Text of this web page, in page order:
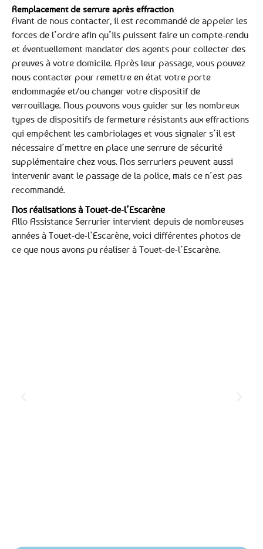
Remplacement de serrure après effraction
Avant de nous contacter, il est recommandé de appeler les
forces de l’ordre afin qu’ils puissent faire un compte-rendu
et éventuellement mandater des agents pour collecter des
preuves à votre domicile. Après leur passage, vous pouvez
nous contacter pour remettre en état votre porte
endommagée et/ou changer votre dispositif de
verrouillage. Nous pouvons vous guider sur les nombreux
types de dispositifs de fermeture résistants aux effractions
qui empêchent les cambriolages et vous signaler s’il est
nécessaire d’mettre en place une serrure de sécurité
supplémentaire chez vous. Nos serruriers peuvent aussi
intervenir avant le passage de la police, mais ce n’est pas
recommandé.
Nos réalisations à Touet-de-l’Escarène
Allo Assistance Serrurier intervient depuis de nombreuses
années à Touet-de-l’Escarène, voici différentes photos de
ce que nous avons pu réaliser à Touet-de-l’Escarène.